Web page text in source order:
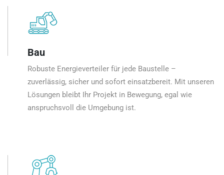
Bau
Robuste Energieverteiler für jede Baustelle –
zuverlässig, sicher und sofort einsatzbereit. Mit unseren
Lösungen bleibt Ihr Projekt in Bewegung, egal wie
anspruchsvoll die Umgebung ist.